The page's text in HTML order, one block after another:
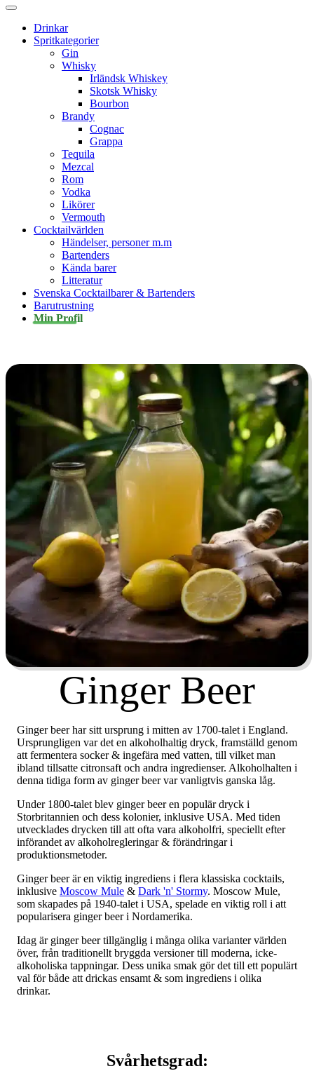
Drinkar
Spritkategorier
Gin
Whisky
Irländsk Whiskey
Skotsk Whisky
Bourbon
Brandy
Cognac
Grappa
Tequila
Mezcal
Rom
Vodka
Likörer
Vermouth
Cocktailvärlden
Händelser, personer m.m
Bartenders
Kända barer
Litteratur
Svenska Cocktailbarer & Bartenders
Barutrustning
Min Profil
Ginger Beer
Ginger beer har sitt ursprung i mitten av 1700-talet i England.
Ursprungligen var det en alkoholhaltig dryck, framställd genom
att fermentera socker & ingefära med vatten, till vilket man
ibland tillsatte citronsaft och andra ingredienser. Alkoholhalten i
denna tidiga form av ginger beer var vanligtvis ganska låg.
Under 1800-talet blev ginger beer en populär dryck i
Storbritannien och dess kolonier, inklusive USA. Med tiden
utvecklades drycken till att ofta vara alkoholfri, speciellt efter
införandet av alkoholregleringar & förändringar i
produktionsmetoder.
Ginger beer är en viktig ingrediens i flera klassiska cocktails,
inklusive Moscow Mule & Dark 'n' Stormy. Moscow Mule,
som skapades på 1940-talet i USA, spelade en viktig roll i att
popularisera ginger beer i Nordamerika.
Idag är ginger beer tillgänglig i många olika varianter världen
över, från traditionellt bryggda versioner till moderna, icke-
alkoholiska tappningar. Dess unika smak gör det till ett populärt
val för både att drickas ensamt & som ingrediens i olika
drinkar.
Svårhetsgrad: